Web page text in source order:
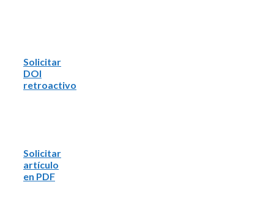
Solicitar
DOI
retroactivo
Solicitar
artículo
en PDF